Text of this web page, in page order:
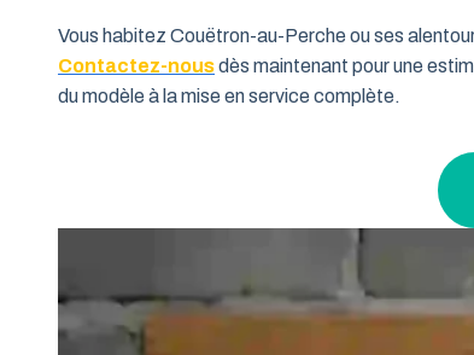
Vous habitez Couëtron-au-Perche ou ses
Contactez-nousdès maintenant pour une
du modèle à la mise en service complète.